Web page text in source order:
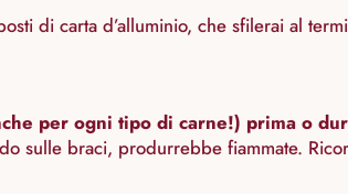
di carta d’alluminio, che sfilerai al
per ogni tipo di carne!) prima o
sulle braci, produrrebbe fiammate.